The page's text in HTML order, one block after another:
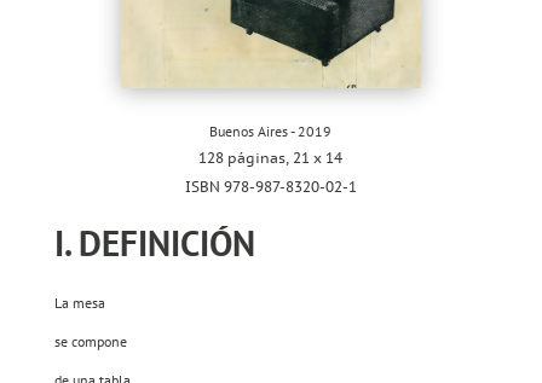
Buenos Aires - 2019
128 páginas, 21 x 14
ISBN 978-987-8320-02-1
I. DEFINICIÓN
La mesa
se compone